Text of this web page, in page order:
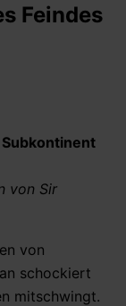
Feindes
von Sir
von
schockiert
mitschwingt.